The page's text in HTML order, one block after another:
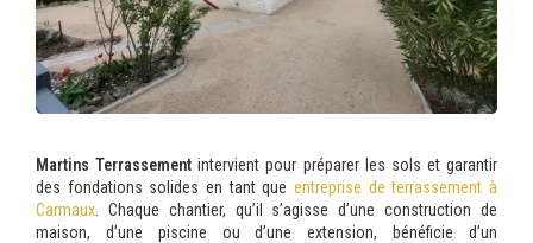
Martins Terrassement intervient pour préparer les sols et garantir
des fondations solides en tant que entreprise de terrassement à
Carmaux . Chaque chantier, qu’il s’agisse d’une construction de
maison, d’une piscine ou d’une extension, bénéficie d’un